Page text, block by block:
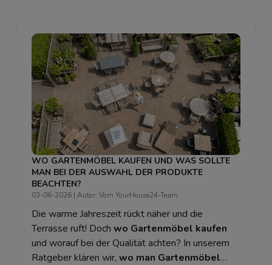
WO GARTENMÖBEL KAUFEN UND WAS SOLLTE
MAN BEI DER AUSWAHL DER PRODUKTE
BEACHTEN?
03-06-2026 | Autor: Vom YourHouse24-Team
Die warme Jahreszeit rückt näher und die
Terrasse ruft! Doch wo Gartenmöbel kaufen
und worauf bei der Qualität achten? In unserem
Ratgeber klären wir, wo man Gartenmöbel